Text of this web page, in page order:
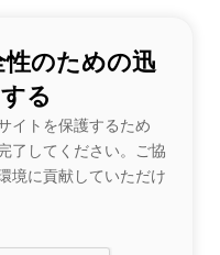
のための迅
る
イトを保護するため
了してください。ご協
境に貢献していただけ